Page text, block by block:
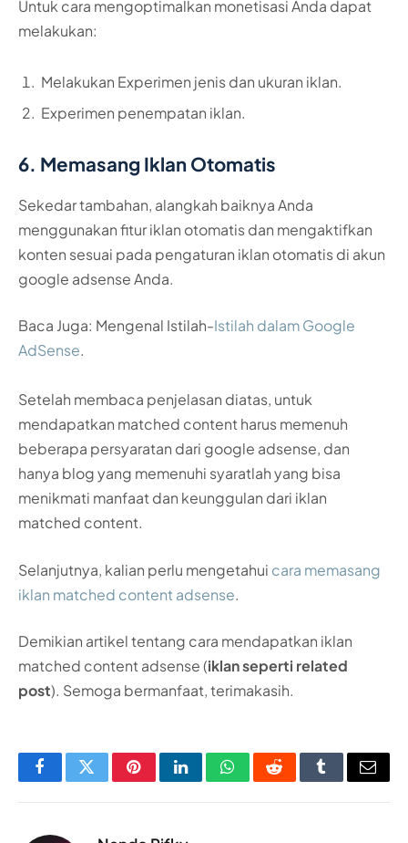
Untuk cara mengoptimalkan monetisasi Anda dapat
melakukan:
Melakukan Experimen jenis dan ukuran iklan.
Experimen penempatan iklan.
6. Memasang Iklan Otomatis
Sekedar tambahan, alangkah baiknya Anda
menggunakan fitur iklan otomatis dan mengaktifkan
konten sesuai pada pengaturan iklan otomatis di akun
google adsense Anda.
Baca Juga: Mengenal Istilah-Istilah dalam Google
AdSense.
Setelah membaca penjelasan diatas, untuk
mendapatkan matched content harus memenuh
beberapa persyaratan dari google adsense, dan
hanya blog yang memenuhi syaratlah yang bisa
menikmati manfaat dan keunggulan dari iklan
matched content.
Selanjutnya, kalian perlu mengetahui cara memasang
iklan matched content adsense.
Demikian artikel tentang cara mendapatkan iklan
matched content adsense (iklan seperti related
post). Semoga bermanfaat, terimakasih.
FacebookTwitterPinterestLinkedInWhatsAppRedditTumblrEmail